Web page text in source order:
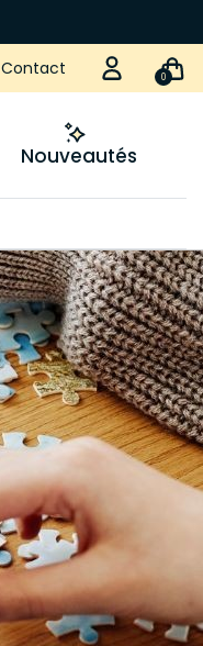
Contact 0
Nouveautés